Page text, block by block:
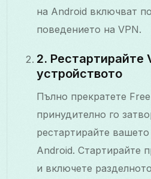
на Android включват
поведението на VPN.
2. Рестартирайте
устройството
Пълно прекратете
принудително го
рестартирайте
Android. Стартирайте
и включете